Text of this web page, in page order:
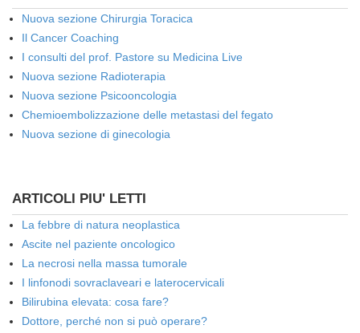
Nuova sezione Chirurgia Toracica
Il Cancer Coaching
I consulti del prof. Pastore su Medicina Live
Nuova sezione Radioterapia
Nuova sezione Psicooncologia
Chemioembolizzazione delle metastasi del fegato
Nuova sezione di ginecologia
ARTICOLI PIU' LETTI
La febbre di natura neoplastica
Ascite nel paziente oncologico
La necrosi nella massa tumorale
I linfonodi sovraclaveari e laterocervicali
Bilirubina elevata: cosa fare?
Dottore, perché non si può operare?